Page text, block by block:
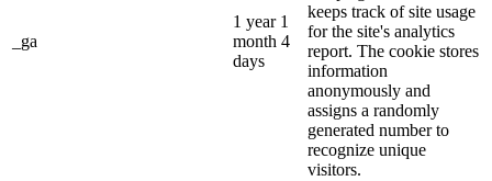
_ga
1 year 1
month 4
days
keeps track of site usage
for the site's analytics
report. The cookie stores
information
anonymously and
assigns a randomly
generated number to
recognize unique
visitors.